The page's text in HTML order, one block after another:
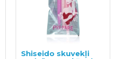
Shiseido skuvekļi